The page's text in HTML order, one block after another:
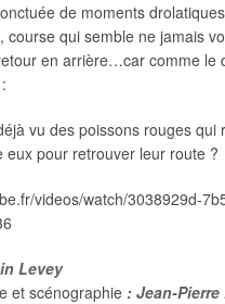
de moments
course qui semble ne jamais
en arrière…car comme le
vu des poissons rouges qui
eux pour retrouver leur route
videos/watch/3038929d-
Levey
et scénographie : Jean-